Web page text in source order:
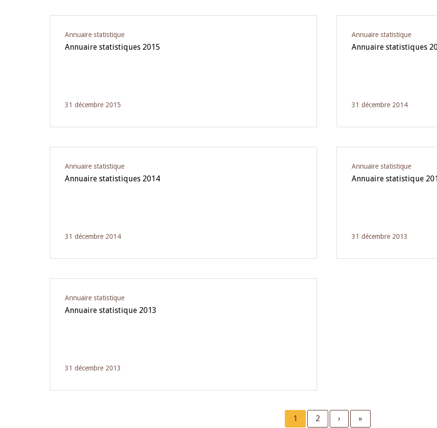
Annuaire statistique
Annuaire statistiques 2015
31 décembre 2015
Annuaire statistique
Annuaire statistiques
31 décembre 2014
Annuaire statistique
Annuaire statistiques 2014
31 décembre 2014
Annuaire statistique
Annuaire statistique
31 décembre 2013
Annuaire statistique
Annuaire statistique 2013
31 décembre 2013
Current
1 Page
2
Next
›
Last
»